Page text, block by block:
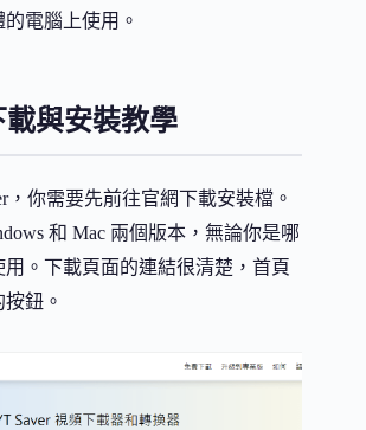
電腦上使用。
與安裝教學
，你需要先前往官網下載安裝檔。
和 Mac 兩個版本，無論你是哪
。下載頁面的連結很清楚，首頁
鈕。